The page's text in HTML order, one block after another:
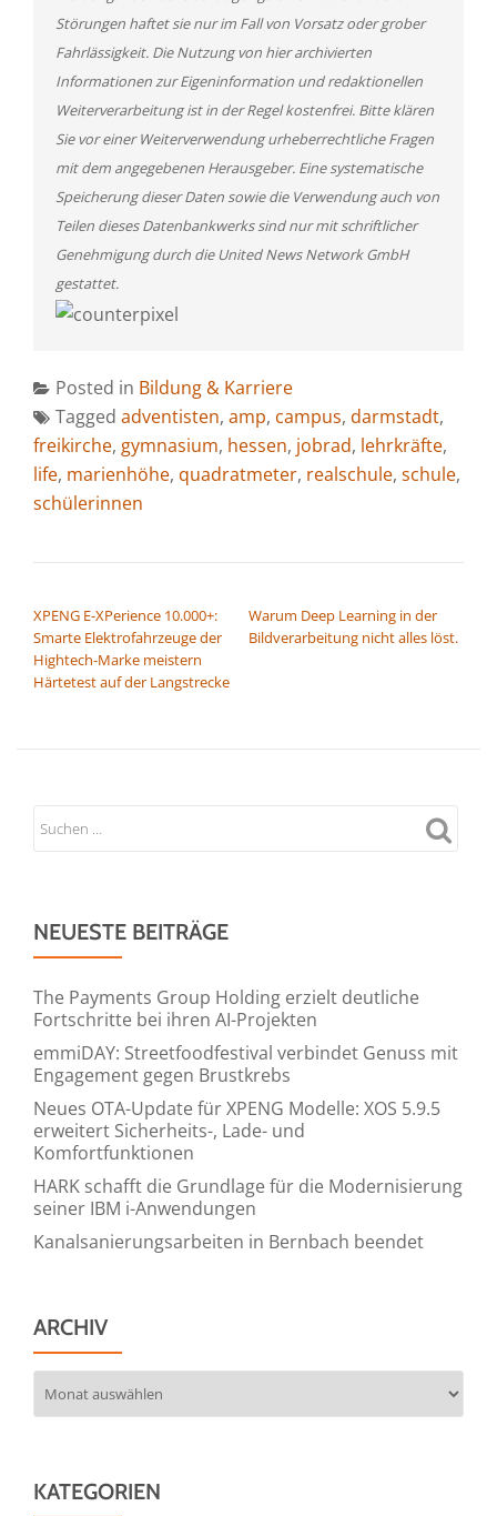
Störungen haftet sie nur im Fall von Vorsatz oder grober
Fahrlässigkeit. Die Nutzung von hier archivierten
Informationen zur Eigeninformation und redaktionellen
Weiterverarbeitung ist in der Regel kostenfrei. Bitte klären
Sie vor einer Weiterverwendung urheberrechtliche Fragen
mit dem angegebenen Herausgeber. Eine systematische
Speicherung dieser Daten sowie die Verwendung auch von
Teilen dieses Datenbankwerks sind nur mit schriftlicher
Genehmigung durch die United News Network GmbH
gestattet.
Posted in Bildung & Karriere
Tagged adventisten, amp, campus, darmstadt,
freikirche, gymnasium, hessen, jobrad, lehrkräfte,
life, marienhöhe, quadratmeter, realschule, schule,
schülerinnen
XPENG E-XPerience 10.000+:
Smarte Elektrofahrzeuge der
Hightech-Marke meistern
Härtetest auf der Langstrecke
Warum Deep Learning in der
Bildverarbeitung nicht alles löst.
NEUESTE BEITRÄGE
The Payments Group Holding erzielt deutliche
Fortschritte bei ihren AI-Projekten
emmiDAY: Streetfoodfestival verbindet Genuss mit
Engagement gegen Brustkrebs
Neues OTA-Update für XPENG Modelle: XOS 5.9.5
erweitert Sicherheits-, Lade- und
Komfortfunktionen
HARK schafft die Grundlage für die Modernisierung
seiner IBM i-Anwendungen
Kanalsanierungsarbeiten in Bernbach beendet
ARCHIV
KATEGORIEN